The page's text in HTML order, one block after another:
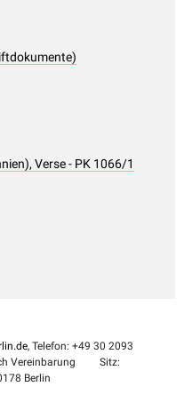
Verse - PK 1066/1
, Telefon: +49 30 2093
Vereinbarung
Sitz:
Berlin